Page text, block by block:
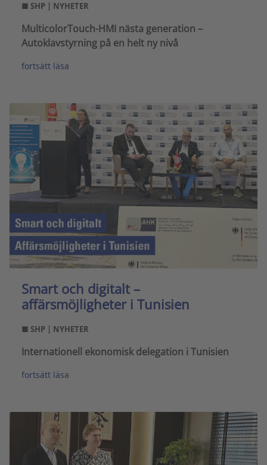
■ SHP | NYHETER
MulticolorTouch-HMI nästa generation –
Autoklavstyrning på en helt ny nivå
fortsätt läsa
Smart och digitalt –
affärsmöjligheter i Tunisien
■ SHP | NYHETER
Internationell ekonomisk delegation i Tunisien
fortsätt läsa